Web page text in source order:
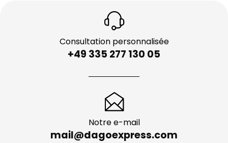
Consultation personnalisée
+49 335 277 130 05
Notre e-mail
mail@dagoexpress.com